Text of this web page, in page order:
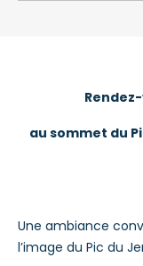
au sommet du
Une ambiance
l’image du Pic du